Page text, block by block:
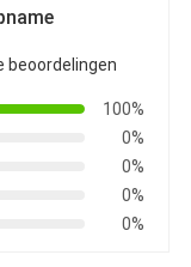
beoordelingen
100%
0%
0%
0%
0%